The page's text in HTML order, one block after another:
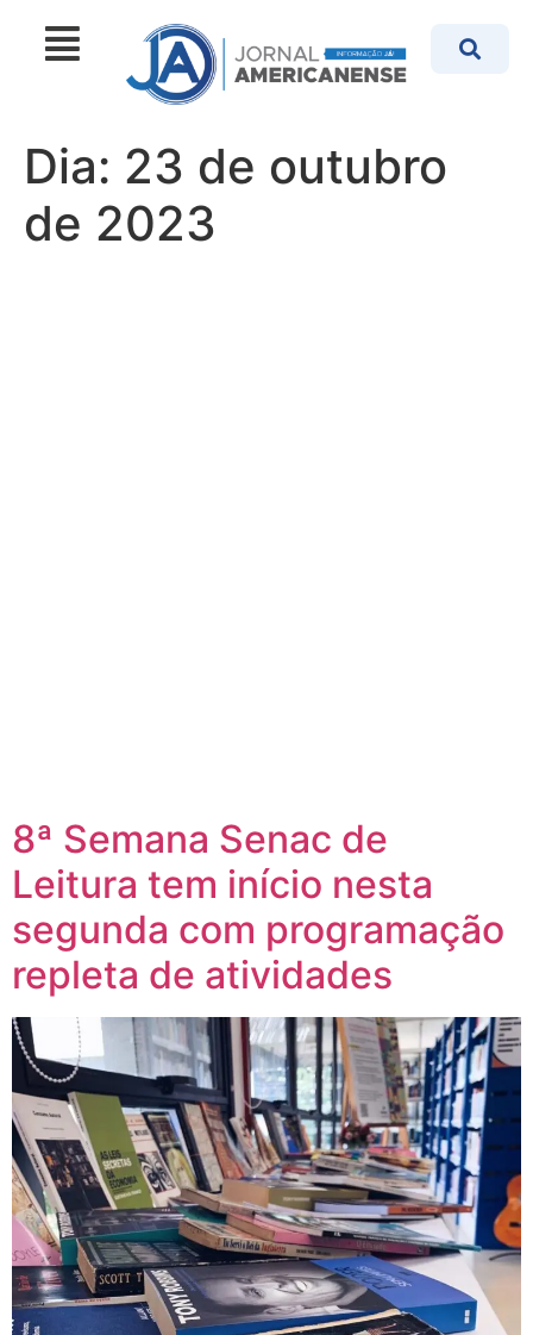
Dia: 23 de outubro
de 2023
8ª Semana Senac de
Leitura tem início nesta
segunda com programação
repleta de atividades